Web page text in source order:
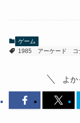
ゲーム
1985
アーケード コ
よか